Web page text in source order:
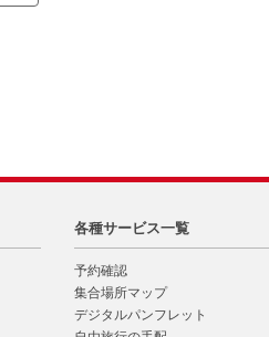
各種サービス一覧
予約確認
集合場所マップ
デジタルパンフレット